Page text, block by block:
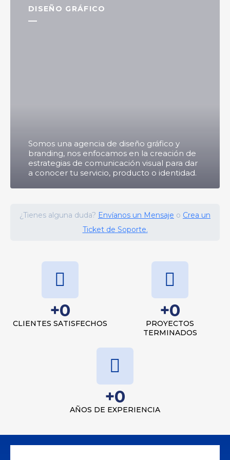
DISEÑO GRÁFICO
Somos una agencia de diseño gráfico y
branding, nos enfocamos en la creación de
estrategias de comunicación visual para dar
a conocer tu servicio, producto o identidad.
¿Tienes alguna duda? Envíanos un Mensaje o Crea un
Ticket de Soporte.
CLIENTES SATISFECHOS
+0
PROYECTOS
TERMINADOS
+0
AÑOS DE EXPERIENCIA
+0